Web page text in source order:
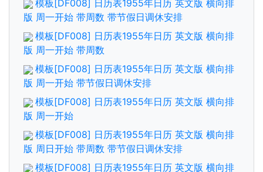
模板[DF008] 日历表1955年日历 英文版 横向排
版 周一开始 带周数 带节假日调休安排
模板[DF008] 日历表1955年日历 英文版 横向排
版 周一开始 带周数
模板[DF008] 日历表1955年日历 英文版 横向排
版 周一开始 带节假日调休安排
模板[DF008] 日历表1955年日历 英文版 横向排
版 周一开始
模板[DF008] 日历表1955年日历 英文版 横向排
版 周日开始 带周数 带节假日调休安排
模板[DF008] 日历表1955年日历 英文版 横向排